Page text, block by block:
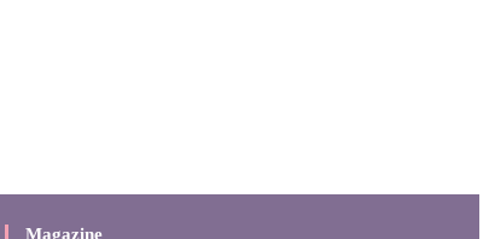
Magazine